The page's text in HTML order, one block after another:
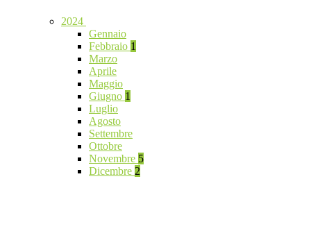
2024
Gennaio
Febbraio 1
Marzo
Aprile
Maggio
Giugno 1
Luglio
Agosto
Settembre
Ottobre
Novembre 5
Dicembre 2